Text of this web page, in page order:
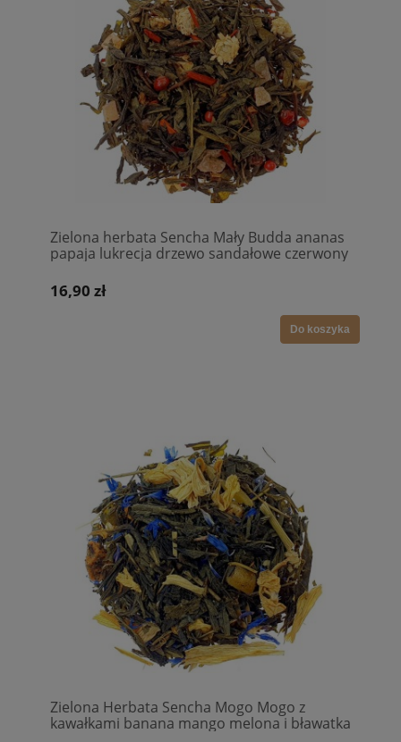
Zielona herbata Sencha Mały Budda ananas
papaja lukrecja drzewo sandałowe czerwony
16,90 zł
Do koszyka
Zielona Herbata Sencha Mogo Mogo z
kawałkami banana mango melona i bławatka